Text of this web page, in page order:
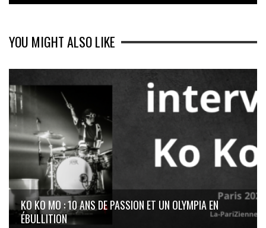
YOU MIGHT ALSO LIKE
KO KO MO : 10 ANS DE PASSION ET UN OLYMPIA EN
ÉBULLITION